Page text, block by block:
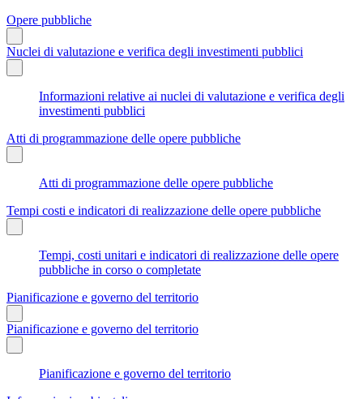
Opere pubbliche
Nuclei di valutazione e verifica degli investimenti pubblici
Informazioni relative ai nuclei di valutazione e verifica degli
investimenti pubblici
Atti di programmazione delle opere pubbliche
Atti di programmazione delle opere pubbliche
Tempi costi e indicatori di realizzazione delle opere pubbliche
Tempi, costi unitari e indicatori di realizzazione delle opere
pubbliche in corso o completate
Pianificazione e governo del territorio
Pianificazione e governo del territorio
Pianificazione e governo del territorio